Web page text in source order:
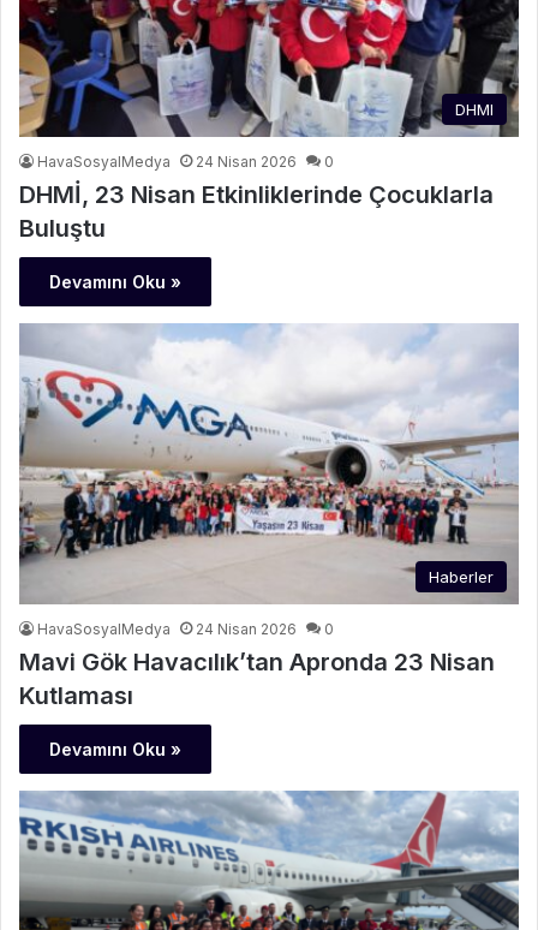
DHMI
HavaSosyalMedya 24 Nisan 2026 0
DHMİ, 23 Nisan Etkinliklerinde Çocuklarla
Buluştu
Devamını Oku »
Haberler
HavaSosyalMedya 24 Nisan 2026 0
Mavi Gök Havacılık’tan Apronda 23 Nisan
Kutlaması
Devamını Oku »